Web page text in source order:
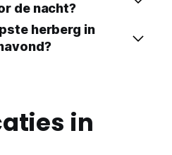
de nacht?
herberg in
in